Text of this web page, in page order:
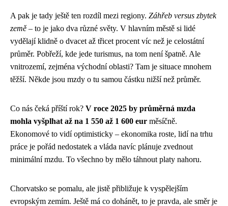
A pak je tady ještě ten rozdíl mezi regiony. Záhřeb versus zbytek
země – to je jako dva různé světy. V hlavním městě si lidé
vydělají klidně o dvacet až třicet procent víc než je celostátní
průměr. Pobřeží, kde jede turismus, na tom není špatně. Ale
vnitrozemí, zejména východní oblasti? Tam je situace mnohem
těžší. Někde jsou mzdy o tu samou částku nižší než průměr.
Co nás čeká příští rok? V roce 2025 by průměrná mzda
mohla vyšplhat až na 1 550 až 1 600 eur měsíčně.
Ekonomové to vidí optimisticky – ekonomika roste, lidí na trhu
práce je pořád nedostatek a vláda navíc plánuje zvednout
minimální mzdu. To všechno by mělo táhnout platy nahoru.
Chorvatsko se pomalu, ale jistě přibližuje k vyspělejším
evropským zemím. Ještě má co dohánět, to je pravda, ale směr je